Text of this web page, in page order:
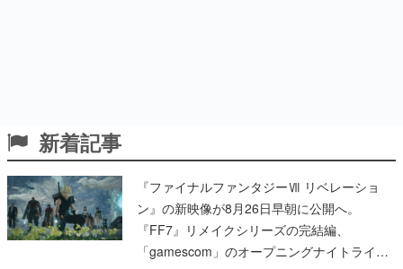
新着記事
『ファイナルファンタジーⅦ リベレーショ
ン』の新映像が8月26日早朝に公開へ。
『FF7』リメイクシリーズの完結編、
「gamescom」のオープニングナイトライブ